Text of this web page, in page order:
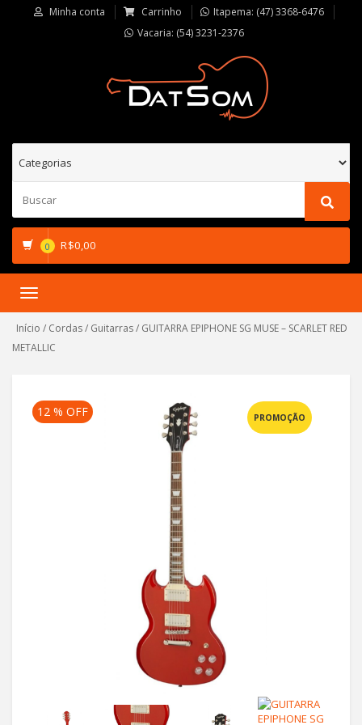
Minha conta Carrinho
Itapema: (47) 3368-6476
Vacaria: (54) 3231-2376
0 R$0,00
Toggle
Início / Cordas/ Guitarras/ GUITARRA EPIPHONE SG MUSE – SCARLET RED
METALLIC
PROMOÇÃO
12 % OFF